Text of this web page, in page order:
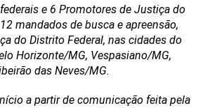
e 6 Promotores de Justiça do
mandados de busca e apreensão,
do Distrito Federal, nas cidades do
Horizonte/MG, Vespasiano/MG,
das Neves/MG.
a partir de comunicação feita pela